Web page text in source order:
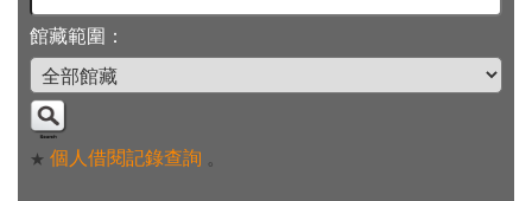
館藏範圍：
★ 個人借閱記錄查詢 。